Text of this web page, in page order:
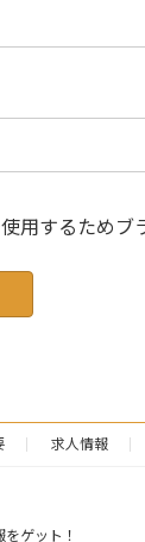
用するためブ
求人情報
ゲット！